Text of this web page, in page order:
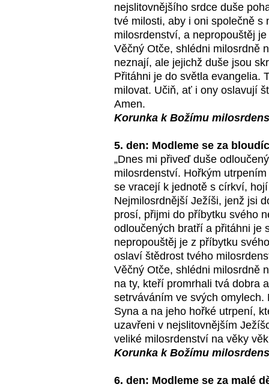
nejslitovnějšího srdce duše
tvé milosti, aby i oni společně s
milosrdenství, a nepropouštěj
Věčný Otče, shlédni milosrdně
neznají, ale jejichž duše jsou
Přitáhni je do světla evangelia.
milovat. Učiň, ať i ony oslavují
Amen.
Korunka k Božímu
5. den: Modleme se za
„Dnes mi přiveď duše
milosrdenství. Hořkým
se vracejí k jednotě s církví,
Nejmilosrdnější Ježíši, jenž jsi
prosí, přijmi do příbytku svého
odloučených bratří a přitáhni je
nepropouštěj je z příbytku
oslaví štědrost tvého
Věčný Otče, shlédni milosrdně
na ty, kteří promrhali tvá dobra
setrváváním ve svých
Syna a na jeho hořké utrpení,
uzavřeni v nejslitovnějším
veliké milosrdenství na věky
Korunka k Božímu
6. den: Modleme se za malé